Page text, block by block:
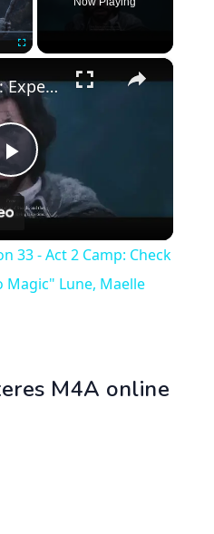
×
Play
Clair Obscur: Expedition 33 - Act 2 Camp: Check On The Others: "Verso Magic" Lune, Maelle Cutscene
33 - Act 2 Camp: Check
Magic" Lune, Maelle
M4A online